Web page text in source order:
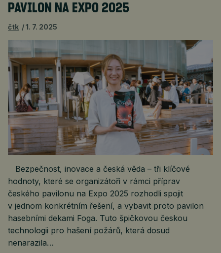
PAVILON NA EXPO 2025
čtk 1. 7. 2025
Bezpečnost, inovace a česká věda – tři klíčové
hodnoty, které se organizátoři v rámci příprav
českého pavilonu na Expo 2025 rozhodli spojit
v jednom konkrétním řešení, a vybavit proto pavilon
hasebními dekami Foga. Tuto špičkovou českou
technologii pro hašení požárů, která dosud
nenarazila…